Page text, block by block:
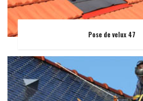
Pose de velux 47